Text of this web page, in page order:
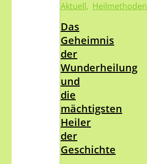
Aktuell, Heilmethoden
Das
Geheimnis
der
Wunderheilung
und
die
mächtigsten
Heiler
der
Geschichte